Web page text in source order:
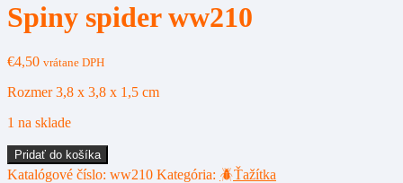
Spiny spider ww210
€4,50 vrátane DPH
Rozmer 3,8 x 3,8 x 1,5 cm
1 na sklade
množstvo
Spiny
Pridať do košíka
Katalógové číslo: ww210 Kategória: 🪲Ťažítka